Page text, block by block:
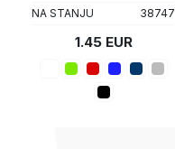
NA STANJU 38747
1.45 EUR